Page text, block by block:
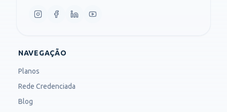
NAVEGAÇÃO
Planos
Rede Credenciada
Blog